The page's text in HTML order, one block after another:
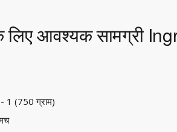
लिए आवश्यक सामग्री
1 (750 ग्राम)